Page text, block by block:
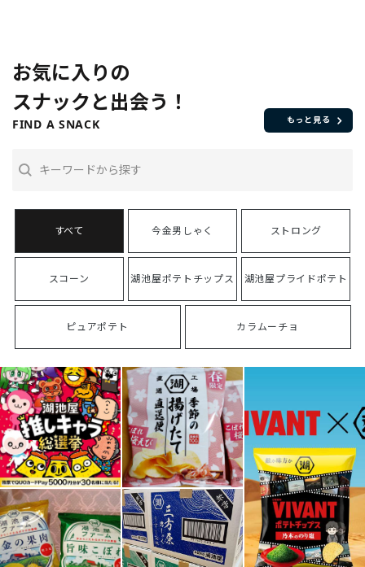
お気に入りの
スナックと出会う！
FIND A SNACK もっと見る
今金男しゃく ストロング
スコーン 湖池屋ポテトチップス 湖池屋プライドポテト
ピュアポテト カラムーチョ